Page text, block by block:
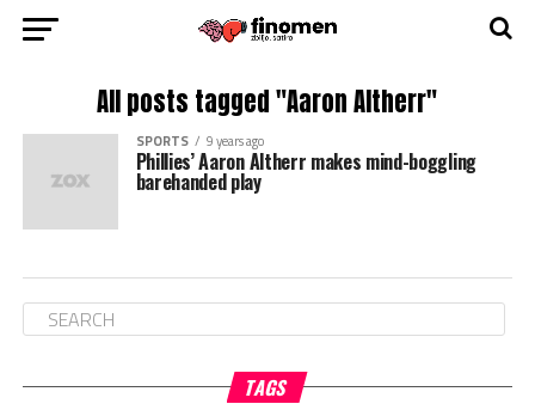
All posts tagged "Aaron Altherr"
SPORTS 9 years ago
Phillies’ Aaron Altherr makes mind-boggling
barehanded play
TAGS